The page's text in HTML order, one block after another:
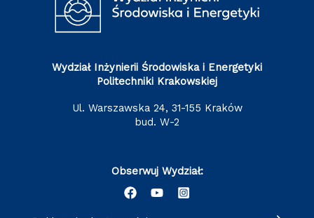
Wydział Inżynierii Środowiska i Energetyki
Politechniki Krakowskiej
ul. Warszawska 24, 31-155 Kraków
bud. W-2
Obserwuj Wydział: